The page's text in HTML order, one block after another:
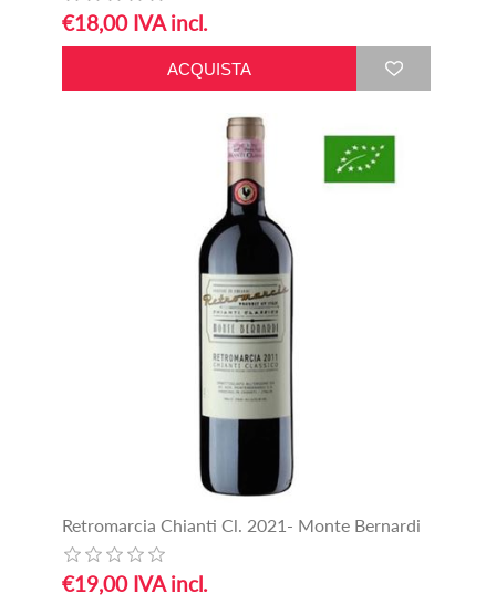
€18,00 IVA incl.
Retromarcia Chianti Cl. 2021- Monte Bernardi
€19,00 IVA incl.